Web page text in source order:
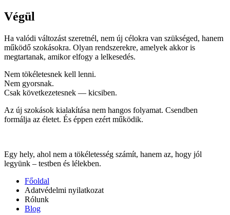
Végül
Ha valódi változást szeretnél, nem új célokra van szükséged, hanem
működő szokásokra. Olyan rendszerekre, amelyek akkor is
megtartanak, amikor elfogy a lelkesedés.
Nem tökéletesnek kell lenni.
Nem gyorsnak.
Csak következetesnek — kicsiben.
Az új szokások kialakítása nem hangos folyamat. Csendben
formálja az életet. És éppen ezért működik.
Egy hely, ahol nem a tökéletesség számít, hanem az, hogy jól
legyünk – testben és lélekben.
Főoldal
Adatvédelmi nyilatkozat
Rólunk
Blog